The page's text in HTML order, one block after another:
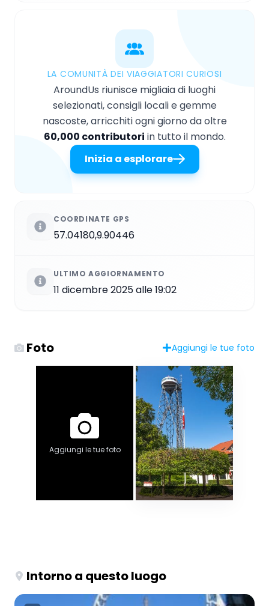
LA COMUNITÀ DEI VIAGGIATORI CURIOSI
AroundUs riunisce migliaia di luoghi
selezionati, consigli locali e gemme
nascoste, arricchiti ogni giorno da oltre
60,000 contributori in tutto il mondo.
Inizia a esplorare
COORDINATE GPS
57.04180,9.90446
ULTIMO AGGIORNAMENTO
11 dicembre 2025 alle 19:02
Foto Aggiungi le tue foto
Aggiungi le tue foto
Intorno a questo luogo